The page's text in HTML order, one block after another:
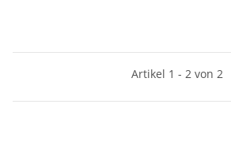
Artikel 1 - 2 von 2